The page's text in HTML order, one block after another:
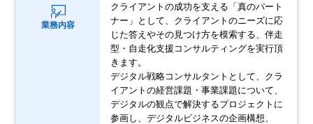
業務内容
クライアントの成功を支える「真のパート
ナー」として、クライアントのニーズに応
じた答えやその見つけ方を模索する、伴走
型・自走化支援コンサルティングを実行頂
きます。
デジタル戦略コンサルタントとして、クラ
イアントの経営課題・事業課題について、
デジタルの観点で解決するプロジェクトに
参画し、デジタルビジネスの企画構想、